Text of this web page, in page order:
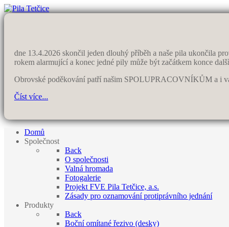
dne 13.4.2026 skončil jeden dlouhý příběh a naše pila ukončila
rokem alarmující a konec jedné pily může být začátkem konce
Obrovské poděkování patří našim SPOLUPRACOVNÍKŮM a i
Číst více...
Domů
Společnost
Back
O společnosti
Valná hromada
Fotogalerie
Projekt FVE Pila Tetčice, a.s.
Zásady pro oznamování protiprávního jednání
Produkty
Back
Boční omítané řezivo (desky)